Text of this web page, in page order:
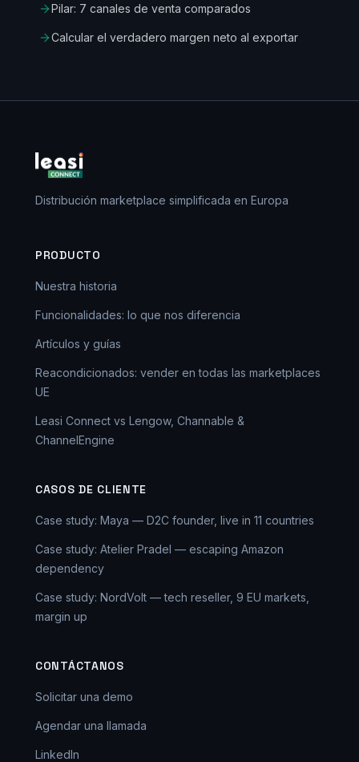
Pilar: 7 canales de venta comparados
Calcular el verdadero margen neto al exportar
Distribución marketplace simplificada en Europa
PRODUCTO
Nuestra historia
Funcionalidades: lo que nos diferencia
Artículos y guías
Reacondicionados: vender en todas las marketplaces
UE
Leasi Connect vs Lengow, Channable &
ChannelEngine
CASOS DE CLIENTE
Case study: Maya — D2C founder, live in 11 countries
Case study: Atelier Pradel — escaping Amazon
dependency
Case study: NordVolt — tech reseller, 9 EU markets,
margin up
CONTÁCTANOS
Solicitar una demo
Agendar una llamada
LinkedIn